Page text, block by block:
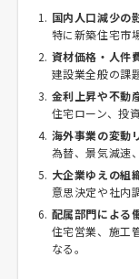
国内人口減少の
特に新築住宅市
資材価格・人件
建設業全般の課
金利上昇や不動
住宅ローン、投
海外事業の変動
為替、景気減速
大企業ゆえの組
意思決定や社内
配属部門による
住宅営業、施工
なる。